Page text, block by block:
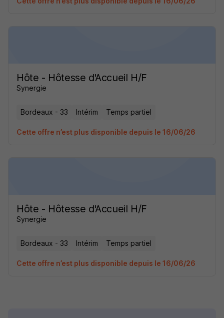
Hôte - Hôtesse d'Accueil H/F
Synergie
Bordeaux - 33 Intérim Temps partiel
Cette offre n’est plus disponible depuis le 16/06/26
Hôte - Hôtesse d'Accueil H/F
Synergie
Bordeaux - 33 Intérim Temps partiel
Cette offre n’est plus disponible depuis le 16/06/26